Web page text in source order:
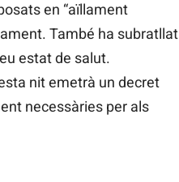
en “aïllament
També ha subratllat
estat de salut.
nit emetrà un decret
necessàries per als